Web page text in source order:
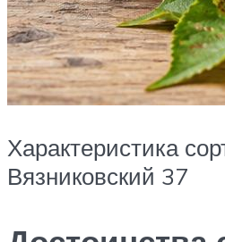
Характеристика
Вязниковский 37